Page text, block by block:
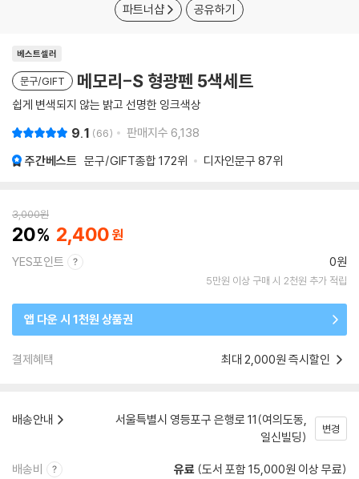
파트너샵 공유하기
베스트셀러
문구/GIFT 메모리-S 형광펜 5색세트
쉽게 변색되지 않는 밝고 선명한 잉크색상
9.1 66 판매지수 6,138
주간베스트 문구/GIFT종합 172위 디자인문구 87위
3,000원
20 2,400
YES포인트 0원
5만원 이상 구매 시 2천원 추가 적립
앱 다운 시 1천원 상품권
결제혜택 최대 2,000원 즉시할인
배송안내
서울특별시 영등포구 은행로 11(여의도동,
일신빌딩)
변경
배송비 유료 (도서 포함 15,000원 이상 무료)